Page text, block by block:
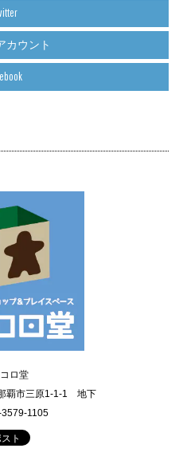
カウント
ロ堂
覇市三原1-1-1 地下
1105